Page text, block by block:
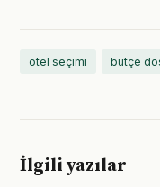
otel seçimi bütçe
İlgili yazılar